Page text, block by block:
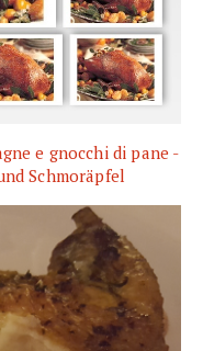
e gnocchi di pane -
Schmoräpfel